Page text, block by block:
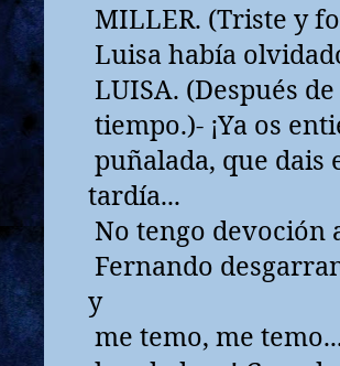
MILLER. (Triste y
Luisa había
LUISA. (Después
tiempo.)- ¡Ya os
puñalada, que dais
tardía...
No tengo devoción
Fernando
y
me temo, me